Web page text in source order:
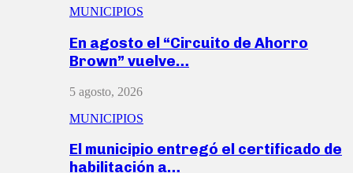
MUNICIPIOS
En agosto el “Circuito de Ahorro
Brown” vuelve…
5 agosto, 2026
MUNICIPIOS
El municipio entregó el certificado de
habilitación a…